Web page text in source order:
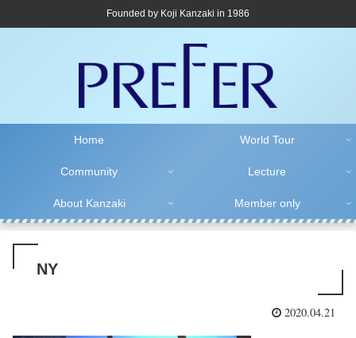
Founded by Koji Kanzaki in 1986
Home World Tour
Community Lecture
About Kanzaki Member only
NY
2020.04.21